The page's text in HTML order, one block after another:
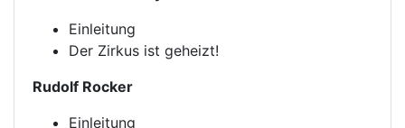
Einleitung
Der Zirkus ist geheizt!
Rudolf Rocker
Einleitung